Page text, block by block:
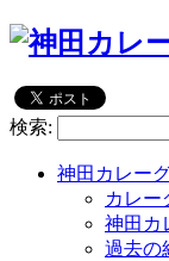
検索:
神田カレー
カレー
神田カ
過去の